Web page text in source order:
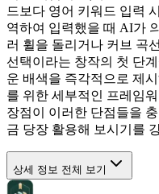
드보다 영어 키워드 입력
역하여 입력했을 때 AI가
러 휠을 돌리거나 커브 곡
선택이라는 창작의 첫 단
운 배색을 즉각적으로 제
를 위한 세부적인 프레임
장점이 이러한 단점들을
금 당장 활용해 보시기를
상세 정보 전체 보기